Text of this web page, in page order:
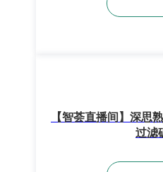
【智荟直播间】深思
过滤